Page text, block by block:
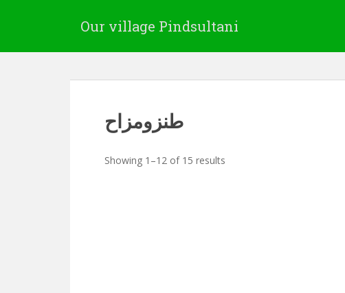
Our village Pindsultani
طنزومزاح
Showing 1–12 of 15 results